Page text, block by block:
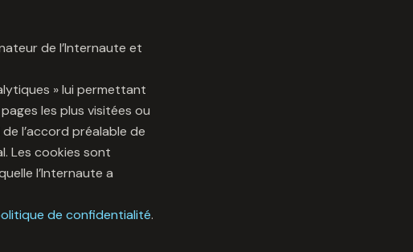
de l’Internaute et
» lui permettant
les plus visitées ou
l’accord préalable de
Les cookies sont
l’Internaute a
de confidentialité.